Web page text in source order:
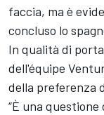
faccia, ma è
concluso lo
In qualità di
dell'équipe
della preferenza
“È una